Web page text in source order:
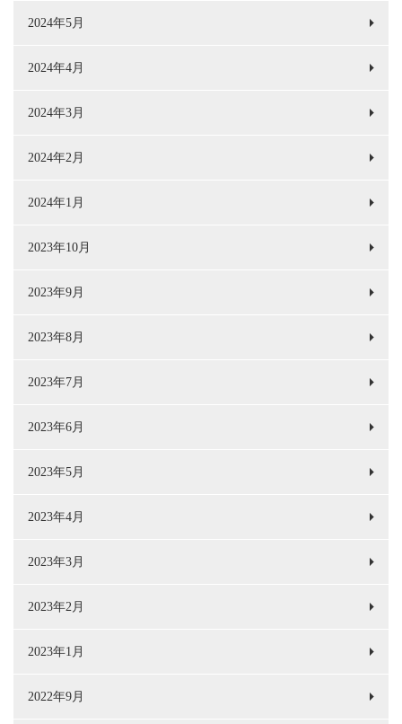
2024年5月
2024年4月
2024年3月
2024年2月
2024年1月
2023年10月
2023年9月
2023年8月
2023年7月
2023年6月
2023年5月
2023年4月
2023年3月
2023年2月
2023年1月
2022年9月